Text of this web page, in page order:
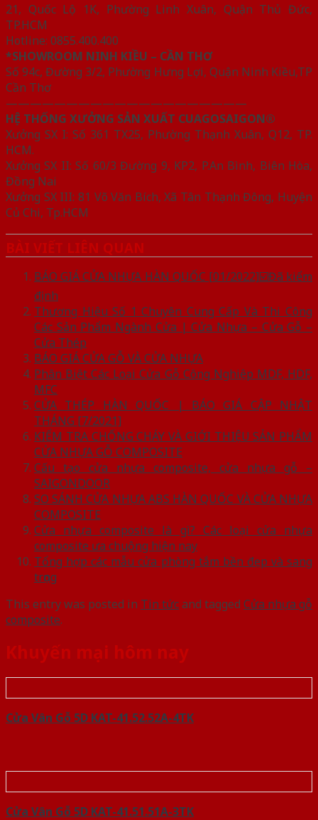
21, Quốc Lộ 1K, Phường Linh Xuân, Quận Thủ Đức,
TP.HCM
Hotline: 0855.400.400
*SHOWROOM NINH KIỀU – CẦN THƠ
Số 94c, Đường 3/2, Phường Hưng Lợi, Quận Ninh Kiều,TP
Cần Thơ
————————————————————
HỆ THỐNG XƯỞNG SẢN XUẤT CUAGOSAIGON®
Xưởng SX I: Số 361 TX25, Phường Thạnh Xuân, Q12, TP.
HCM.
Xưởng SX II: Số 60/3 Đường 9, KP2, P.An Bình, Biên Hòa,
Đồng Nai
Xưởng SX III: 81 Võ Văn Bích, Xã Tân Thạnh Đông, Huyện
Củ Chi, Tp.HCM
BÀI VIẾT LIÊN QUAN
BÁO GIÁ CỬA NHỰA HÀN QUỐC [01/2022]☑️Đã kiểm
định
Thương Hiệu Số 1 Chuyên Cung Cấp Và Thi Công
Các Sản Phẩm Ngành Cửa | Cửa Nhựa – Cửa Gỗ –
Cửa Thép
BÁO GIÁ CỬA GỖ VÀ CỬA NHỰA
Phân Biệt Các Loại Cửa Gỗ Công Nghiệp MDF, HDF,
MFC
CỬA THÉP HÀN QUỐC | BÁO GIÁ CẬP NHẬT
THÁNG [7/2021]
KIỂM TRA CHỐNG CHÁY VÀ GIỚI THIỆU SẢN PHẨM
CỬA NHỰA GỖ COMPOSITE
Cấu tạo cửa nhựa composite, cửa nhựa gỗ –
SAIGONDOOR
SO SÁNH CỬA NHỰA ABS HÀN QUỐC VÀ CỬA NHỰA
COMPOSITE
Cửa nhựa composite là gì? Các loại cửa nhựa
composite ưa chuộng hiện nay
Tổng hợp các mẫu cửa phòng tắm bền đẹp và sang
trọng
This entry was posted in Tin tứcand tagged Cửa nhựa gỗ
composite.
Khuyến mại hôm nay
Cửa Vân Gỗ 5D KAT-41.52.52A-4TK
Cửa Vân Gỗ 5D KAT-41.51.51A-3TK